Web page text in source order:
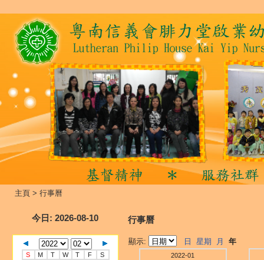
主頁 > 行事曆
今日 : 2026-08-10
S M T W T F
S
行事曆
顯示: 日 星期 月 年
2022-01